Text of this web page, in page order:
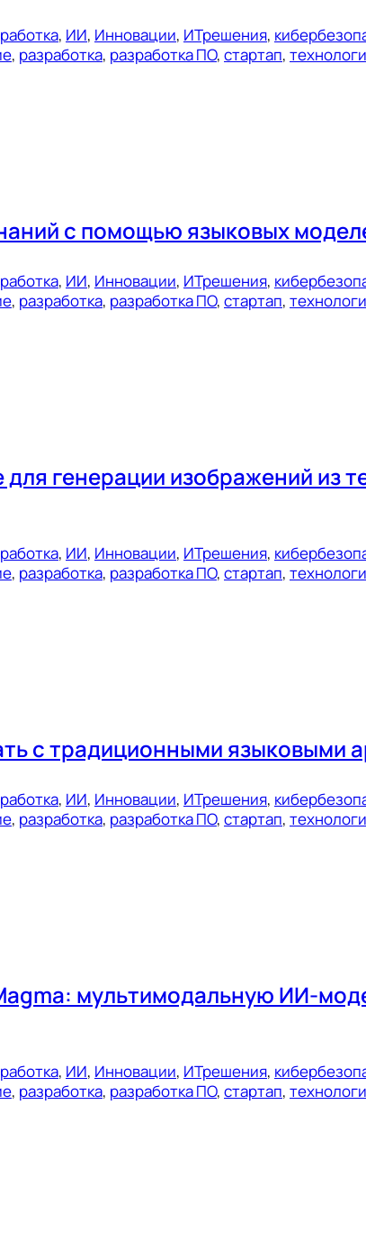
, ИИ, Инновации, ИТрешения,
, разработка, разработка ПО, стартап,
с помощью языковых
, ИИ, Инновации, ИТрешения,
, разработка, разработка ПО, стартап,
генерации изображений из
, ИИ, Инновации, ИТрешения,
, разработка, разработка ПО, стартап,
с традиционными языковыми
, ИИ, Инновации, ИТрешения,
, разработка, разработка ПО, стартап,
мультимодальную ИИ-
, ИИ, Инновации, ИТрешения,
, разработка, разработка ПО, стартап,